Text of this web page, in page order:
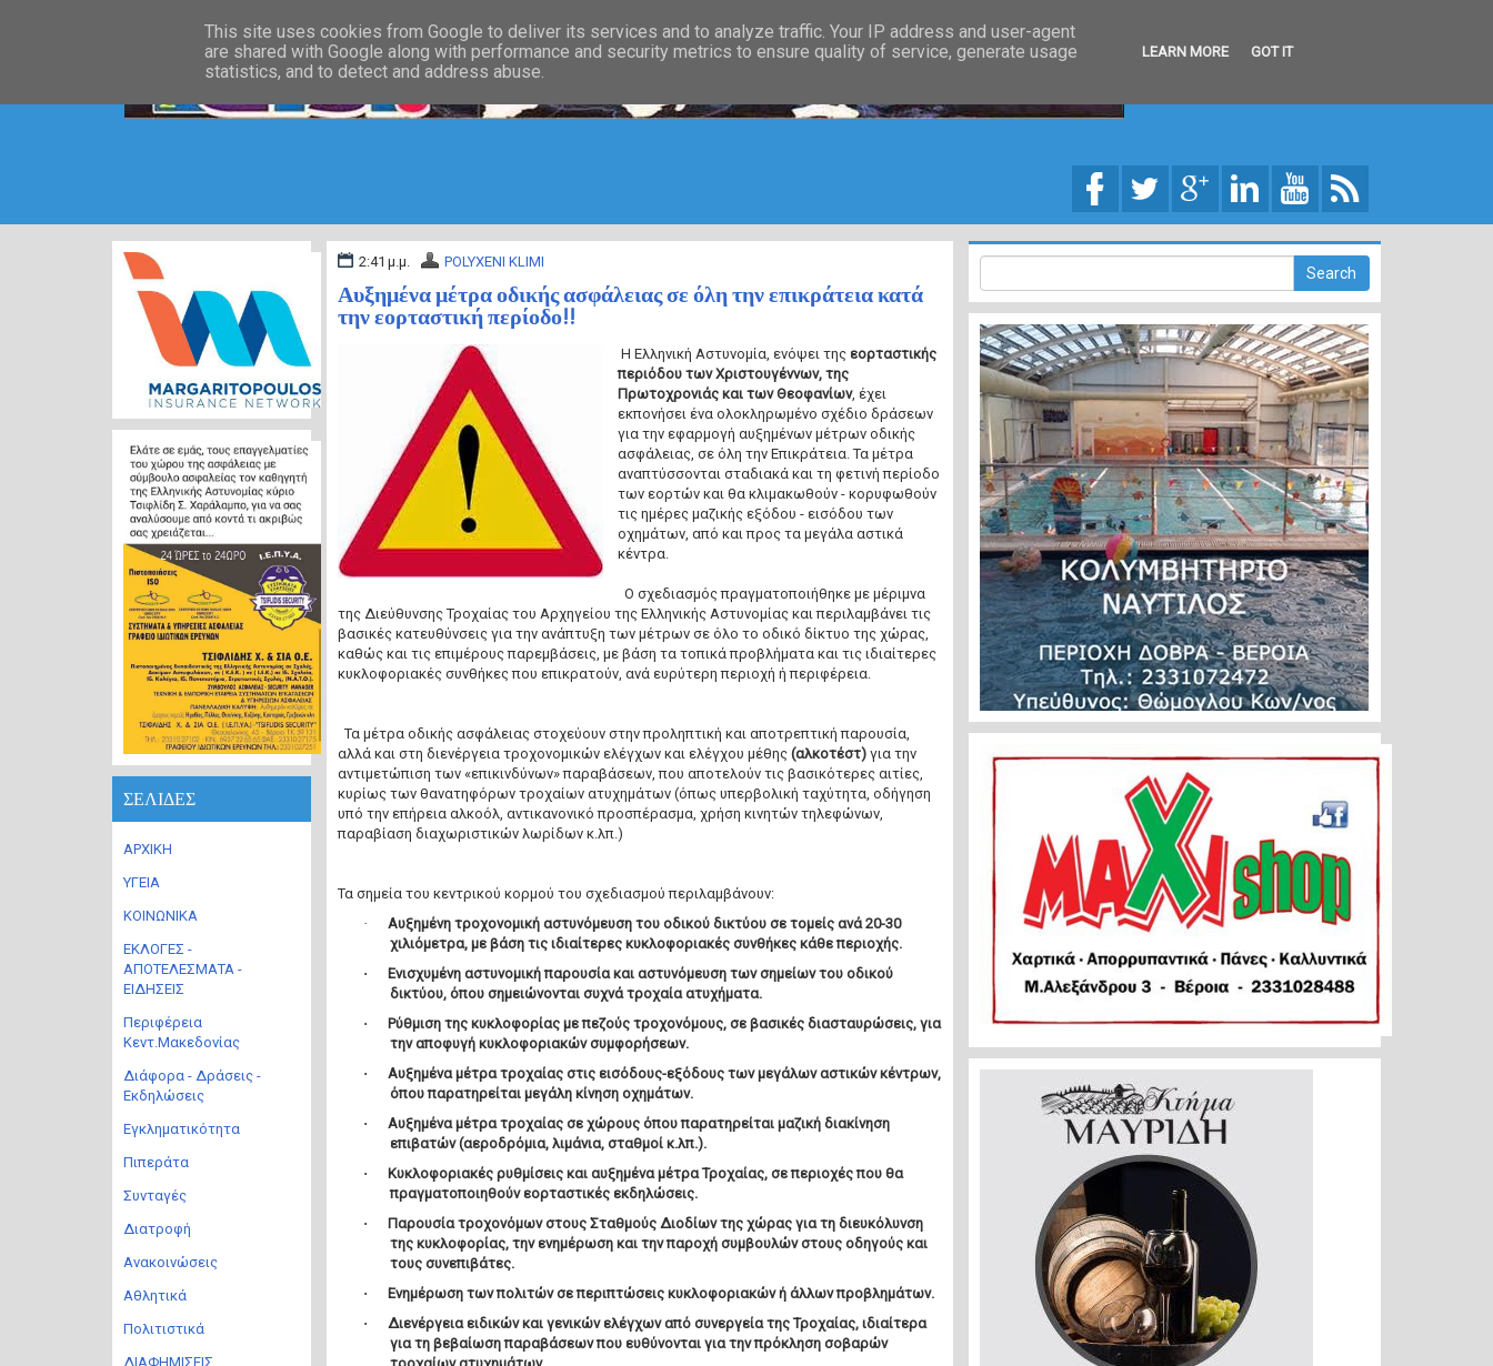
2:41 μ.μ. POLYXENI KLIMI
Αυξημένα μέτρα οδικής ασφάλειας σε όλη την επικράτεια κατά
την εορταστική περίοδο!!
Η Ελληνική Αστυνομία, ενόψει της εορταστικής
περιόδου των Χριστουγέννων, της
Πρωτοχρονιάς και των Θεοφανίων, έχει
εκπονήσει ένα ολοκληρωμένο σχέδιο δράσεων
για την εφαρμογή αυξημένων μέτρων οδικής
ασφάλειας, σε όλη την Επικράτεια. Τα μέτρα
αναπτύσσονται σταδιακά και τη φετινή περίοδο
των εορτών και θα κλιμακωθούν - κορυφωθούν
τις ημέρες μαζικής εξόδου - εισόδου των
οχημάτων, από και προς τα μεγάλα αστικά
κέντρα.
Ο σχεδιασμός πραγματοποιήθηκε με μέριμνα
της Διεύθυνσης Τροχαίας του Αρχηγείου της Ελληνικής Αστυνομίας και περιλαμβάνει τις
βασικές κατευθύνσεις για την ανάπτυξη των μέτρων σε όλο το οδικό δίκτυο της χώρας,
καθώς και τις επιμέρους παρεμβάσεις, με βάση τα τοπικά προβλήματα και τις ιδιαίτερες
κυκλοφοριακές συνθήκες που επικρατούν, ανά ευρύτερη περιοχή ή περιφέρεια.
Τα μέτρα οδικής ασφάλειας στοχεύουν στην προληπτική και αποτρεπτική παρουσία,
αλλά και στη διενέργεια τροχονομικών ελέγχων και ελέγχου μέθης (αλκοτέστ)για την
αντιμετώπιση των «επικινδύνων» παραβάσεων, που αποτελούν τις βασικότερες αιτίες,
κυρίως των θανατηφόρων τροχαίων ατυχημάτων (όπως υπερβολική ταχύτητα, οδήγηση
υπό την επήρεια αλκοόλ, αντικανονικό προσπέρασμα, χρήση κινητών τηλεφώνων,
παραβίαση διαχωριστικών λωρίδων κ.λπ.)
Τα σημεία του κεντρικού κορμού του σχεδιασμού περιλαμβάνουν:
·
Αυξημένη τροχονομική αστυνόμευση του οδικού δικτύου σε τομείς ανά 20-30
χιλιόμετρα, με βάση τις ιδιαίτερες κυκλοφοριακές συνθήκες κάθε περιοχής.
·
Ενισχυμένη αστυνομική παρουσία και αστυνόμευση των σημείων του οδικού
δικτύου, όπου σημειώνονται συχνά τροχαία ατυχήματα.
·
Ρύθμιση της κυκλοφορίας με πεζούς τροχονόμους, σε βασικές διασταυρώσεις, για
την αποφυγή κυκλοφοριακών συμφορήσεων.
·
Αυξημένα μέτρα τροχαίας στις εισόδους-εξόδους των μεγάλων αστικών κέντρων,
όπου παρατηρείται μεγάλη κίνηση οχημάτων.
·
Αυξημένα μέτρα τροχαίας σε χώρους όπου παρατηρείται μαζική διακίνηση
επιβατών (αεροδρόμια, λιμάνια, σταθμοί κ.λπ.).
·
Κυκλοφοριακές ρυθμίσεις και αυξημένα μέτρα Τροχαίας, σε περιοχές που θα
πραγματοποιηθούν εορταστικές εκδηλώσεις.
·
Παρουσία τροχονόμων στους Σταθμούς Διοδίων της χώρας για τη διευκόλυνση
της κυκλοφορίας, την ενημέρωση και την παροχή συμβουλών στους οδηγούς και
τους συνεπιβάτες.
·
Ενημέρωση των πολιτών σε περιπτώσεις κυκλοφοριακών ή άλλων προβλημάτων.
·
Διενέργεια ειδικών και γενικών ελέγχων από συνεργεία της Τροχαίας, ιδιαίτερα
για τη βεβαίωση παραβάσεων που ευθύνονται για την πρόκληση σοβαρών
ΣΕΛΙΔΕΣ
ΑΡΧΙΚΗ
ΥΓΕΙΑ
ΚΟΙΝΩΝΙΚΑ
ΕΚΛΟΓΕΣ -
ΑΠΟΤΕΛΕΣΜΑΤΑ -
ΕΙΔΗΣΕΙΣ
Περιφέρεια
Κεντ.Μακεδονίας
Διάφορα - Δράσεις -
Εκδηλώσεις
Εγκληματικότητα
Πιπεράτα
Συνταγές
Διατροφή
Ανακοινώσεις
Αθλητικά
Πολιτιστικά
ΔΙΑΦΗΜΙΣΕΙΣ
This site uses cookies from Google to deliver its services and to analyze traffic. Your IP address and user-agent
are shared with Google along with performance and security metrics to ensure quality of service, generate usage
statistics, and to detect and address abuse.
LEARN MORE GOT IT